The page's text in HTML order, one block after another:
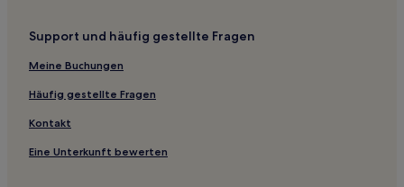
Familien in Sète
Strand nahe Plage des Aresquiers
Günstige nahe Plage des Aresquiers
Hotels mit Küchenzeile nahe Plage des Aresquiers
Haustierfreundliche in Balaruc-les-Bains
Support und häufig gestellte Fragen
Meine Buchungen
Häufig gestellte Fragen
Kontakt
Eine Unterkunft bewerten